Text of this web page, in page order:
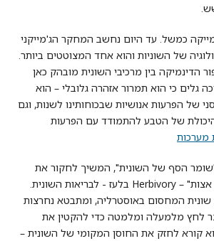
כמשל. עד היום נחשב המחקר הג'מייקני
של השוניות והוא אחד המצוטטים ביותר.
הדינמיקה בין מרכיבי השונית מובהק כאן
גלים כי הוא תמרור אזהרה גלובלי – הוא
של הפרעות אנושיות שבכוחותינו לשנות, וגם
של הטבע להתמודד עם הפרעות
מערכות
הסף של השונית", המשיך לחקור את
הקשר הזה בין "רעיית אצות" – Herbivory בלעז - לבריאות השונית.
המחסום באוסטרליה, ומתבטא נחרצות
לחץ מלמעלה ומלמטה כדי להקטין את
קורא לחזק את החוסן המקומי של השונית –